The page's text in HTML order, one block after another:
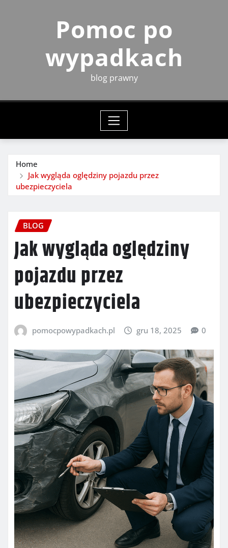
Pomoc po
wypadkach
blog prawny
Home
Jak wygląda oględziny pojazdu przez
ubezpieczyciela
BLOG
Jak wygląda oględziny
pojazdu przez
ubezpieczyciela
pomocpowypadkach.pl gru 18, 2025 0